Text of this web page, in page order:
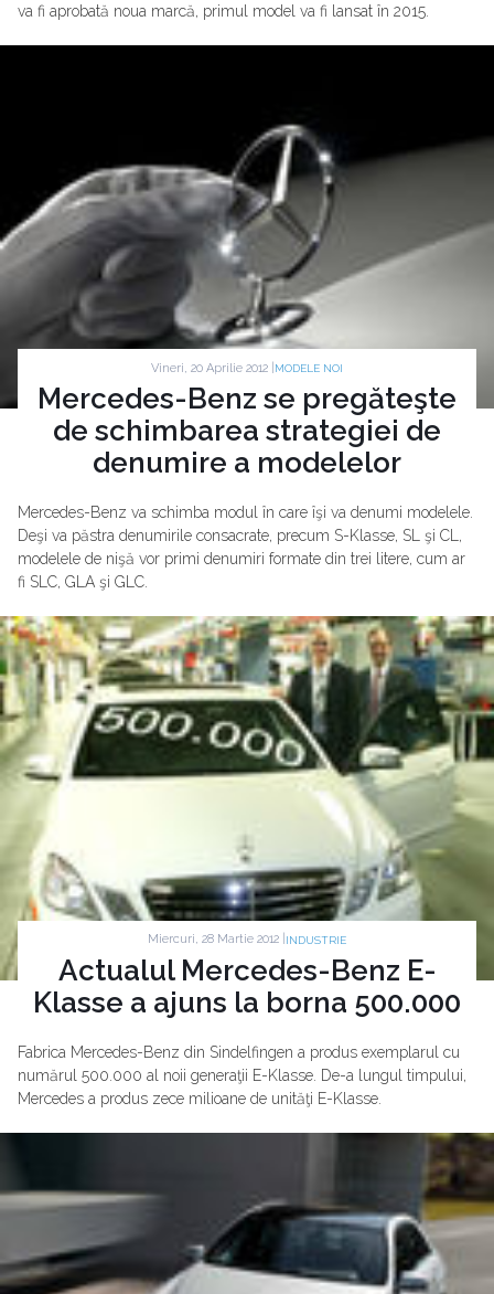
va fi aprobată noua marcă, primul model va fi lansat în 2015.
Vineri, 20 Aprilie 2012 | MODELE NOI
Mercedes-Benz se pregăteşte
de schimbarea strategiei de
denumire a modelelor
Mercedes-Benz va schimba modul în care îşi va denumi modelele.
Deşi va păstra denumirile consacrate, precum S-Klasse, SL şi CL,
modelele de nişă vor primi denumiri formate din trei litere, cum ar
fi SLC, GLA şi GLC.
Miercuri, 28 Martie 2012 | INDUSTRIE
Actualul Mercedes-Benz E-
Klasse a ajuns la borna 500.000
Fabrica Mercedes-Benz din Sindelfingen a produs exemplarul cu
numărul 500.000 al noii generaţii E-Klasse. De-a lungul timpului,
Mercedes a produs zece milioane de unităţi E-Klasse.